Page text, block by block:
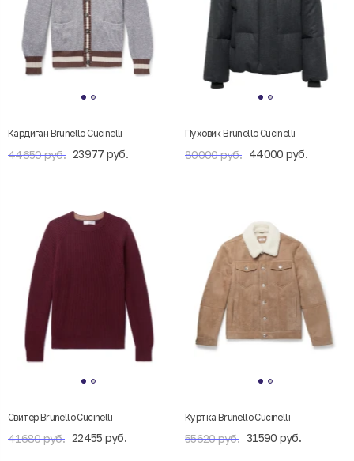
Кардиган Brunello Cucinelli
44650 руб. 23977 руб.
Пуховик Brunello Cucinelli
80000 руб. 44000 руб.
Свитер Brunello Cucinelli
41680 руб. 22455 руб.
Куртка Brunello Cucinelli
55620 руб. 31590 руб.